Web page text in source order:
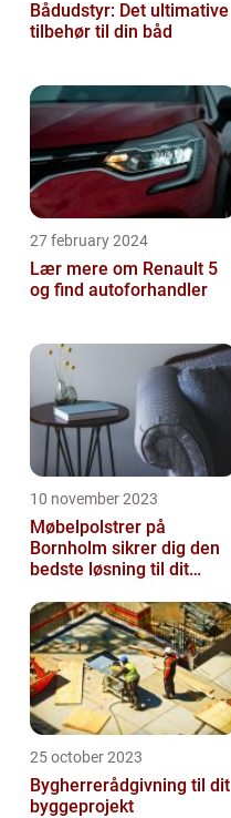
Bådudstyr: Det ultimative
tilbehør til din båd
27 february 2024
Lær mere om Renault 5
og find autoforhandler
10 november 2023
Møbelpolstrer på
Bornholm sikrer dig den
bedste løsning til dit
25 october 2023
Bygherrerådgivning til dit
byggeprojekt